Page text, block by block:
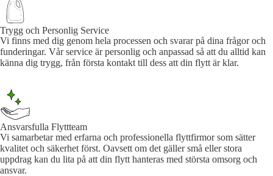
Trygg och Personlig Service
Vi finns med dig genom hela processen och svarar på dina frågor och
funderingar. Vår service är personlig och anpassad så att du alltid kan
känna dig trygg, från första kontakt till dess att din flytt är klar.
Ansvarsfulla Flyttteam
Vi samarbetar med erfarna och professionella flyttfirmor som sätter
kvalitet och säkerhet först. Oavsett om det gäller små eller stora
uppdrag kan du lita på att din flytt hanteras med största omsorg och
ansvar.